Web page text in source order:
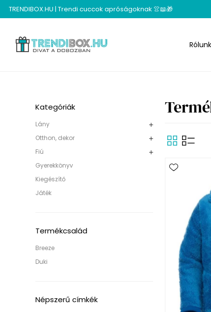
TRENDIBOX.HU | Trendi cuccok apróságoknak 👚📖🎁
Rólunk
Kategóriák
Lány
Otthon, dekor
Fiú
Gyerekkönyv
Kiegészítő
Játék
Termékcsalád
Breeze
Duki
Népszerű címkék